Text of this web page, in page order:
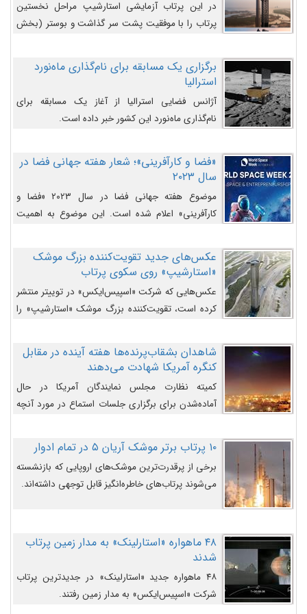
در این پرتاب آزمایشی استارشیپ مراحل نخستین
پرتاب را با موفقیت پشت سر گذاشت و بوستر (بخش
را وارد مسیر از پیش تعیین‌شده کند و سپس با یک
مکانیزم جدید با موفقیت از آن جدا شود. ‌
برگزاری یک مسابقه برای نام‌گذاری ماه‌نورد
استرالیا
آژانس فضایی استرالیا از آغاز یک مسابقه برای
نام‌گذاری ماه‌نورد این کشور خبر داده است.
«فضا و کارآفرینی»؛ شعار هفته جهانی فضا در
سال ۲۰۲۳
موضوع هفته جهانی فضا در سال ۲۰۲۳ «فضا و
کارآفرینی» اعلام شده است. این موضوع به اهمیت
روزافزون کارآفرینی در حوزه فضایی و مزایای جدیدی که
کارآفرینان این حوزه ایجاد می‌کنند، می‌پردازد.
عکس‌های جدید تقویت‌کننده بزرگ موشک
«استارشیپ» روی سکوی پرتاب
عکس‌هایی که شرکت «اسپیس‌ایکس» در توییتر منتشر
کرده است، تقویت‌کننده بزرگ موشک «استارشیپ» را
شاهدان بشقاب‌پرنده‌ها هفته آینده در مقابل
کنگره آمریکا شهادت می‌دهند
کمیته نظارت مجلس نمایندگان آمریکا در حال
آماده‌شدن برای برگزاری جلسات استماع در مورد آنچه
می‌دانند، است و قرار است افشاگران یوفوها هفته آینده
در مقابل آنها شهادت دهند.۱۰ پرتاب برتر موشک آریان ۵ در تمام ادوار
برخی از پرقدرت‌ترین موشک‌های اروپایی که بازنشسته
می‌شوند پرتاب‌های خاطره‌انگیز قابل توجهی داشته‌اند.
۴۸ ماهواره «استارلینک» به مدار زمین پرتاب
شدند
۴۸ ماهواره جدید «استارلینک» در جدیدترین پرتاب
شرکت «اسپیس‌ایکس» به مدار زمین رفتند.